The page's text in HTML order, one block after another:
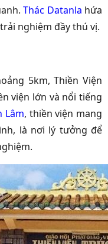
Thác Datanla hứa
nghiệm đầy thú vị.
5km, Thiền Viện
viện lớn và nổi tiếng
Lâm, thiền viện mang
là nơi lý tưởng để